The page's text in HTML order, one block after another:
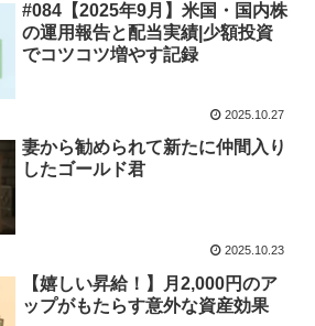
#084【2025年9月】米国・国内株
の運用報告と配当実績|少額投資
でコツコツ増やす記録
2025.10.27
妻から勧められて新たに仲間入り
したゴールド君
2025.10.23
【嬉しい昇給！】月2,000円のア
ップがもたらす意外な資産効果